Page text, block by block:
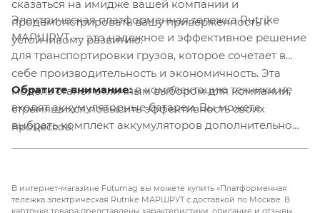
сказаться на имидже вашей компании и
продемонстрировать вашу приверженность к
устойчивому развитию.
Электрическая платформенная тележка Rutrike
МАРШРУТ — это надежное и эффективное решение
для транспортировки грузов, которое сочетает в
себе производительность и экономичность. Эта
модель станет отличным выбором для компаний,
стремящихся повысить эффективность своих
процессов.
Обратите внимание:в комплектацию техники не
входят аккумуляторные батареи. Вы можете
выбрать комплект аккумуляторов дополнительно
В интернет-магазине Futumag вы можете купить «Платформенная
тележка электрическая Rutrike МАРШРУТ с доставкой по Москве. В
карточке товара представлены характеристики, описание и отзывы